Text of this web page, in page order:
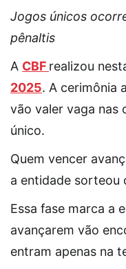
Jogos únicos
pênaltis
A CBF realizou
2025. A cerimônia
vão valer vaga nas
único.
Quem vencer
a entidade sorteou
Essa fase marca a
avançarem vão
entram apenas na